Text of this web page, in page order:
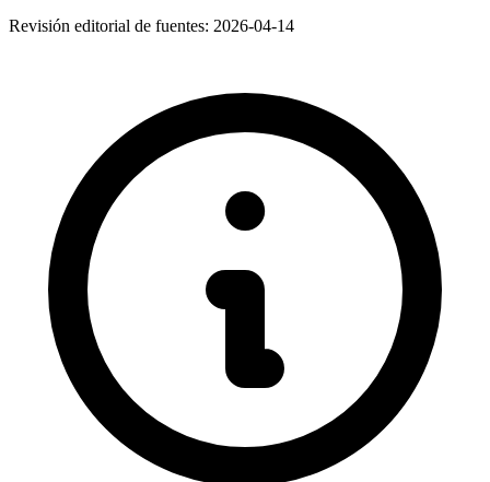
Revisión editorial de fuentes: 2026-04-14